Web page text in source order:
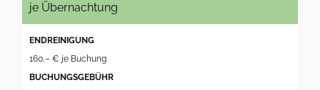
je Übernachtung
ENDREINIGUNG
160,– € je Buchung
BUCHUNGSGEBÜHR